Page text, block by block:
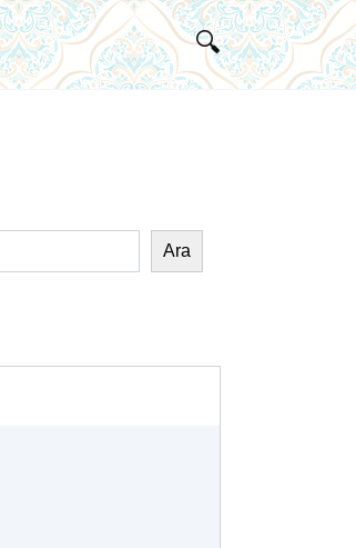
Ara